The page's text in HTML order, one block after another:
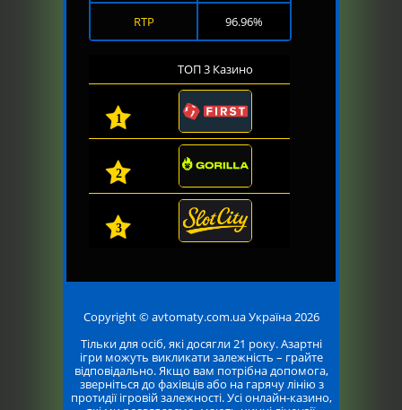
RTP 96.96%
ТОП 3 Казино
1
2
3
Copyright © avtomaty.com.ua Україна 2026
Тільки для осіб, які досягли 21 року. Азартні
ігри можуть викликати залежність – грайте
відповідально. Якщо вам потрібна допомога,
зверніться до фахівців або на гарячу лінію з
протидії ігровій залежності. Усі онлайн-казино,